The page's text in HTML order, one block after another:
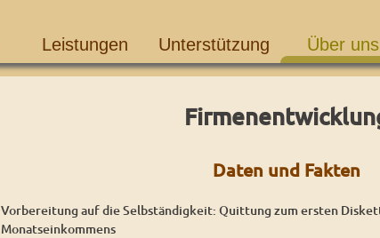
Leistungen Unterstützung Über uns
Daten und Fakten
Vorbereitung auf die Selbständigkeit: Quittung zum ersten
Monatseinkommens